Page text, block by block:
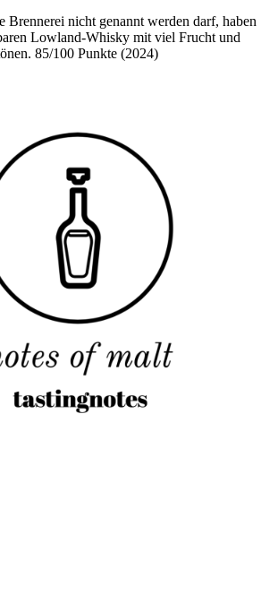
Brennerei nicht genannt werden darf, haben
Lowland-Whisky mit viel Frucht und
85/100 Punkte (2024)